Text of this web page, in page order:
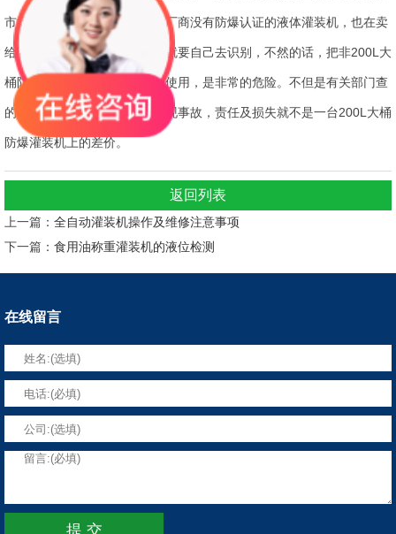
市场上有不正当的竞争，很多厂商没有防爆认证的液体灌装机，也在卖
给客户。所以用户在购买上，就要自己去识别，不然的话，把非200L大
桶防爆灌装机放在防爆区域上使用，是非常的危险。不但是有关部门查
的话不合格不能使用，一但出现事故，责任及损失就不是一台200L大桶
防爆灌装机上的差价。
返回列表
上一篇： 全自动灌装机操作及维修注意事项
下一篇： 食用油称重灌装机的液位检测
在线留言